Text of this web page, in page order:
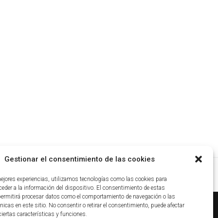
Gestionar el consentimiento de las cookies
experiencias, utilizamos tecnologías como las cookies para
a la información del dispositivo. El consentimiento de estas
procesar datos como el comportamiento de navegación o las
en este sitio. No consentir o retirar el consentimiento, puede afectar
características y funciones.